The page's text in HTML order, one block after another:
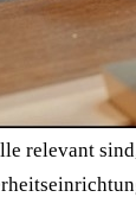
relevant